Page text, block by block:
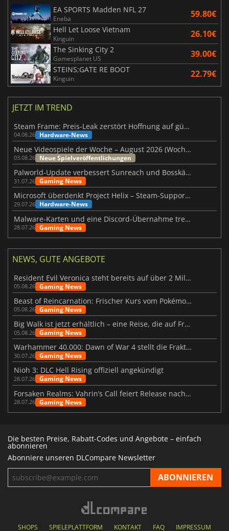
EA SPORTS Madden NFL 27
Eneba 59.80€
Hell Let Loose Vietnam
Kinguin 26.10€
The Sinking City 2
Gamesplanet US 39.00€
STEINS;GATE RE BOOT
Kinguin 22.79€
JETZT IM TREND
Steam Frame: Preis-Leak zerstört Hoffnung auf günstiges VR-Headset
04.08.26 Hardware-News
Neue Videospiele der Woche – August 2026 (Woche 32)
03.08.26 Neue Spielveröffentlichungen
Palworld-Update verbessert Sunreach und Bosskämpfe deutlich
31.07.26 Gaming News
Microsoft überdenkt Project Helix – Steam-Support gefährdet
29.07.26 Hardware-News
Malware-Karten und eine Discord-Übernahme treffen Meccha Chameleon
28.07.26 Gaming News
NEWS, GUTE ANGEBOTE
Resident Evil Veronica steht bereits auf über 2 Millionen Wunschlisten
05.08.26 Gaming News
Beast of Reincarnation: Frischer Kurs vom Pokémon-Studio
05.08.26 Gaming News
Big Walk ist jetzt erhältlich – eine Reise, die auf Freundschaft basiert
05.08.26 Gaming News
Warhammer 40.000: Dawn of War 4 stellt die Fraktion der Necrons vor
30.07.26 Gaming News
Nioh 3: DLC Hell Rising offiziell angekündigt
28.07.26 Gaming News
Forsaken Realms: Vahrin’s Call feiert Release nach 10 Jahren
28.07.26 Gaming News
Die besten Preise, Rabatt-Codes und Angebote – einfach
abonnieren
Abonniere unseren DLCompare Newsletter
SHOPS SPIELEPLATTFORM KONTAKT FAQ IMPRESSUM